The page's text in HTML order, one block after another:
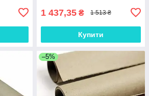
1 437,35 ₴ 1 513 ₴
Купити
–5%